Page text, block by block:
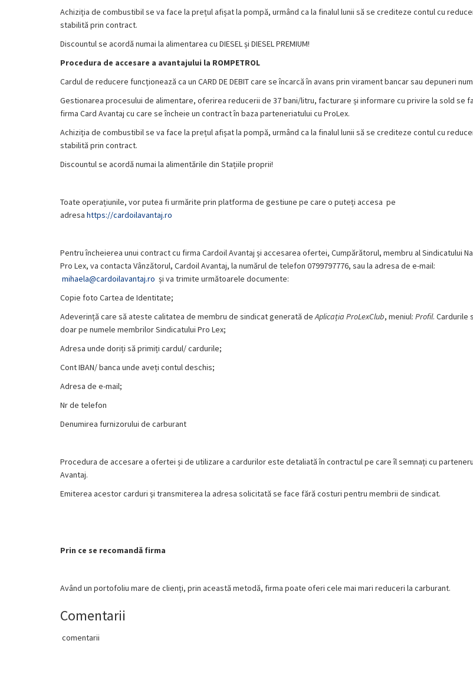
Achiziția de combustibil se va face la prețul afișat la pompă, urmând ca la finalul lunii să se crediteze contul cu
stabilită prin contract.
Discountul se acordă numai la alimentarea cu DIESEL și DIESEL PREMIUM!
Procedura de accesare a avantajului la ROMPETROL
Cardul de reducere funcționează ca un CARD DE DEBIT care se încarcă în avans prin virament bancar sau depuneri
Gestionarea procesului de alimentare, oferirea reducerii de 37 bani/litru, facturare și informare cu privire la sold se
firma Card Avantaj cu care se încheie un contract în baza parteneriatului cu ProLex.
Achiziția de combustibil se va face la prețul afișat la pompă, urmând ca la finalul lunii să se crediteze contul cu
stabilită prin contract.
Discountul se acordă numai la alimentările din Stațiile proprii!
Toate operațiunile, vor putea fi urmărite prin platforma de gestiune pe care o puteți accesa pe
adresa https://cardoilavantaj.ro
Pentru încheierea unui contract cu firma Cardoil Avantaj și accesarea ofertei, Cumpărătorul, membru al Sindicatului
Pro Lex, va contacta Vânzătorul, Cardoil Avantaj, la numărul de telefon 0799797776, sau la adresa de e-mail:
mihaela@cardoilavantaj.ro și va trimite următoarele documente:
Copie foto Cartea de Identitate;
Adeverință care să ateste calitatea de membru de sindicat generată deAplicația ProLexClub, meniul: Profil. Cardurile
doar pe numele membrilor Sindicatului Pro Lex;
Adresa unde doriți să primiți cardul/ cardurile;
Cont IBAN/ banca unde aveți contul deschis;
Adresa de e-mail;
Nr de telefon
Denumirea furnizorului de carburant
Procedura de accesare a ofertei și de utilizare a cardurilor este detaliată în contractul pe care îl semnați cu
Avantaj.
Emiterea acestor carduri și transmiterea la adresa solicitată se face fără costuri pentru membrii de sindicat.
Prin ce se recomandă firma
Având un portofoliu mare de clienți, prin această metodă, firma poate oferi cele mai mari reduceri la carburant.
Comentarii
comentarii